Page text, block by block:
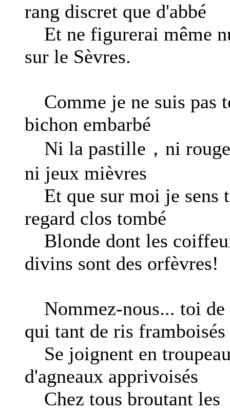
rang discret que d'abbé
Et ne figurerai même
sur le Sèvres.
Comme je ne suis pas
bichon embarbé
Ni la pastille，ni
ni jeux mièvres
Et que sur moi je sens
regard clos tombé
Blonde dont les
divins sont des orfèvres!
Nommez-nous... toi de
qui tant de ris framboisés
Se joignent en
d'agneaux apprivoisés
Chez tous broutant les